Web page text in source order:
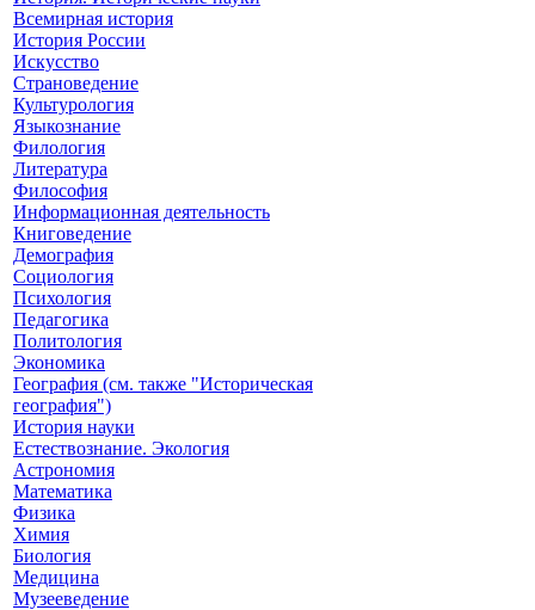
Всемирная история
История России
Искусство
Страноведение
Культурология
Языкознание
Филология
Литература
Философия
Информационная деятельность
Книговедение
Демография
Социология
Психология
Педагогика
Политология
Экономика
География (см. также "Историческая
география")
История науки
Естествознание. Экология
Астрономия
Математика
Физика
Химия
Биология
Медицина
Музееведение